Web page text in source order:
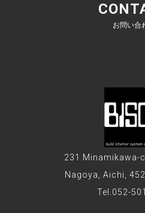
お問い合
231 Minamikawa-
Nagoya, Aichi,
Tel.052-